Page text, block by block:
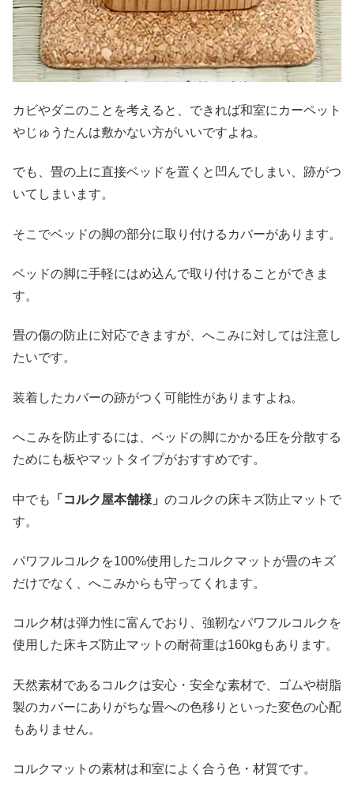
カビやダニのことを考えると、できれば和室にカーペット
やじゅうたんは敷かない方がいいですよね。
でも、畳の上に直接ベッドを置くと凹んでしまい、跡がつ
いてしまいます。
そこでベッドの脚の部分に取り付けるカバーがあります。
ベッドの脚に手軽にはめ込んで取り付けることができま
す。
畳の傷の防止に対応できますが、へこみに対しては注意し
たいです。
装着したカバーの跡がつく可能性がありますよね。
へこみを防止するには、ベッドの脚にかかる圧を分散する
ためにも板やマットタイプがおすすめです。
中でも 「コルク屋本舗様」 のコルクの床キズ防止マットで
す。
パワフルコルクを100%使用したコルクマットが畳のキズ
だけでなく、へこみからも守ってくれます。
コルク材は弾力性に富んでおり、強靭なパワフルコルクを
使用した床キズ防止マットの耐荷重は160kgもあります。
天然素材であるコルクは安心・安全な素材で、ゴムや樹脂
製のカバーにありがちな畳への色移りといった変色の心配
もありません。
コルクマットの素材は和室によく合う色・材質です。